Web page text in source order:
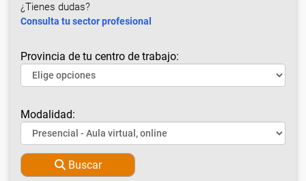
¿Tienes dudas?
Consulta tu sector profesional
Provincia de tu centro de trabajo:
Modalidad:
Buscar